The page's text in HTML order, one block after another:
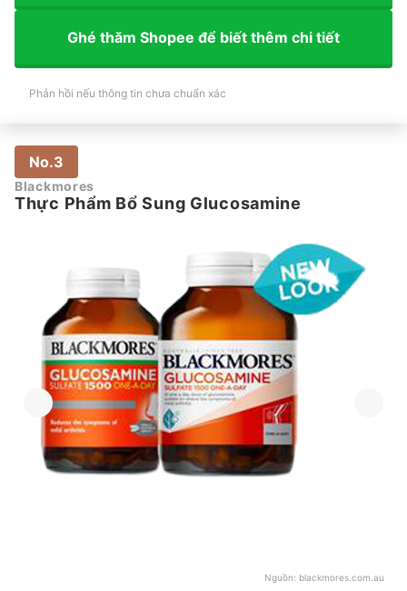
Ghé thăm Shopee để biết thêm chi tiết
Phản hồi nếu thông tin chưa chuẩn xác
No.3
Blackmores
Thực Phẩm Bổ Sung Glucosamine
Nguồn: blackmores.com.au